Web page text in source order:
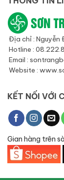
Địa chỉ : Nguyễn
Hotline :
Email :
Website :
KẾT NỐI VỚI
Gian hàng trên